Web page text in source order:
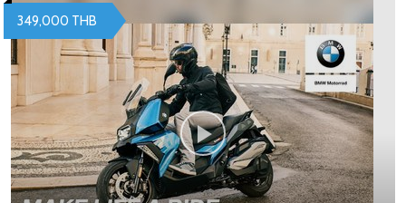
349,000 THB